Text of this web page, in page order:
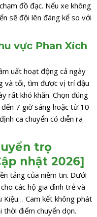
đồ đạc. Nếu xe không
sẽ đội lên đáng kể so với
vực Phan Xích
uất hoạt động cả ngày
và tối, tìm được vị trí đậu
rất khó khăn. Chọn đúng
7 giờ sáng hoặc từ 10
ca chuyển có diễn ra
trọ
nhật 2026]
tảng của niềm tin. Dưới
các hộ gia đình trẻ và
Kiệu… Cam kết không phát
điểm chuyển dọn.